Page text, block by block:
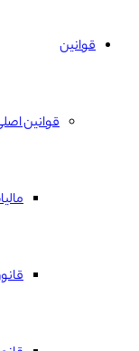
قوانین
قوانین